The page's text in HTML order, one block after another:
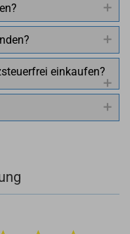
einkaufen?